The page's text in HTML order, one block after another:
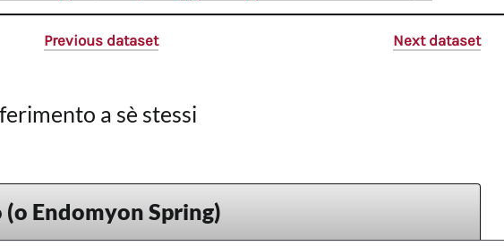
Previous dataset Next dataset
a sè stessi
Endomyon Spring)